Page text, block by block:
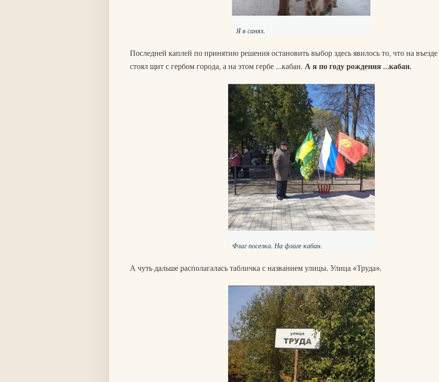
Я в санях.
Последней каплей по принятию решения остановить выбор здесь явилось то, что на
стоял щит с гербом города, а на этом гербе …кабан. А я по году рождения …кабан.
Флаг поселка. На флаге кабан.
А чуть дальше располагалась табличка с названием улицы. Улица «Труда».